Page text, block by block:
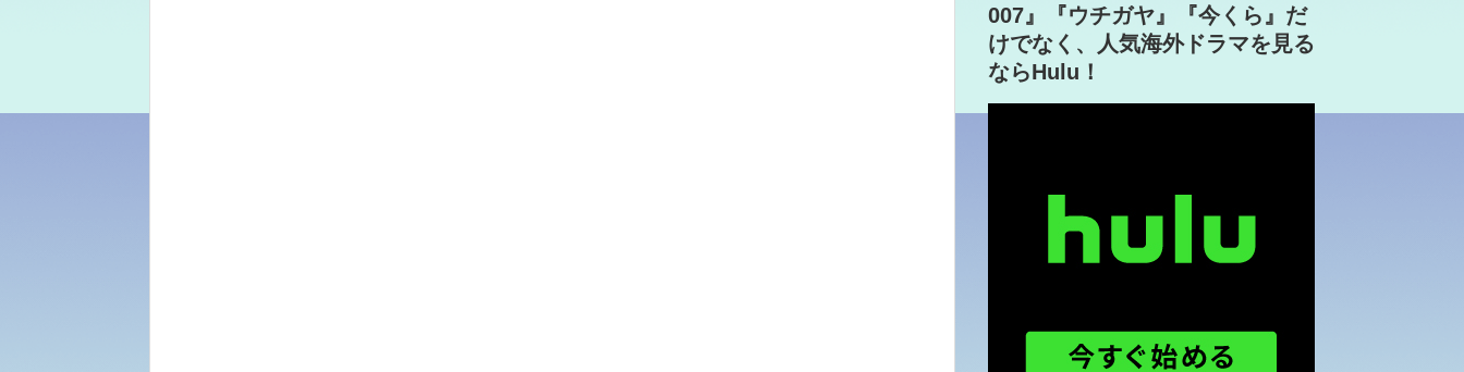
007』『ウチガヤ』『今くら』だ
けでなく、人気海外ドラマを見る
ならHulu！